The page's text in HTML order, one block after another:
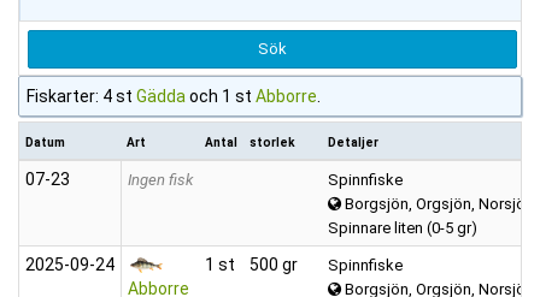
Fiskarter: 4 st Gädda och 1 st Abborre
Datum Art Antal storlek Detaljer
07‑23 Ingen fisk
Spinnfiske
Borgsjön, Orgsjön,
Spinnare liten (0-5 gr)
2025‑09‑24
Abborre
1 st 500 gr
Spinnfiske
Borgsjön, Orgsjön,